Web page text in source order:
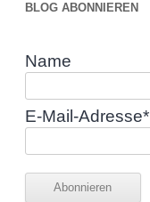
BLOG ABONNIEREN
Name
E-Mail-Adresse*